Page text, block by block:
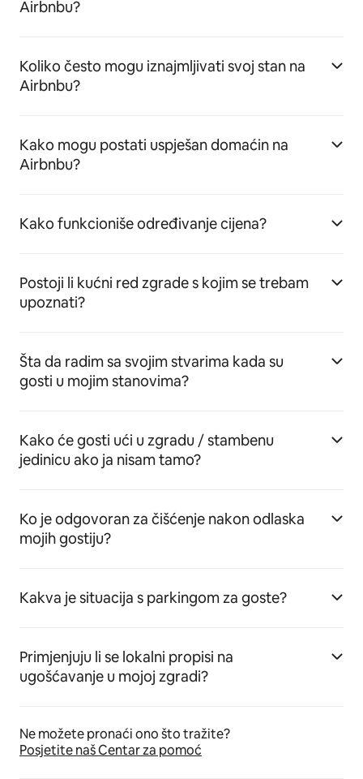
Airbnbu?
Koliko često mogu iznajmljivati svoj stan na
Airbnbu?
Kako mogu postati uspješan domaćin na
Airbnbu?
Kako funkcioniše određivanje cijena?
Postoji li kućni red zgrade s kojim se trebam
upoznati?
Šta da radim sa svojim stvarima kada su
gosti u mojim stanovima?
Kako će gosti ući u zgradu / stambenu
jedinicu ako ja nisam tamo?
Ko je odgovoran za čišćenje nakon odlaska
mojih gostiju?
Kakva je situacija s parkingom za goste?
Primjenjuju li se lokalni propisi na
ugošćavanje u mojoj zgradi?
Ne možete pronaći ono što tražite?
Posjetite naš Centar za pomoć